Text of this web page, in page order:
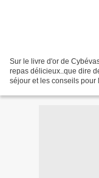
Sur le livre d'or de
repas délicieux..que dire
séjour et les conseils pour